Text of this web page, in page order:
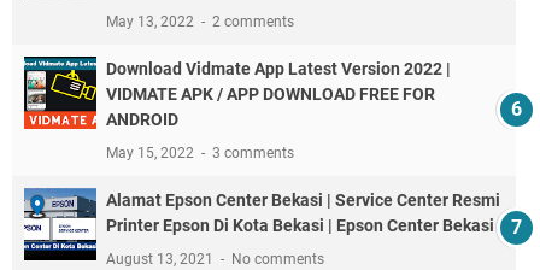
May 13, 2022 2 comments
Download Vidmate App Latest Version 2022 |
VIDMATE APK / APP DOWNLOAD FREE FOR
ANDROID
May 15, 2022 3 comments
Alamat Epson Center Bekasi | Service Center Resmi
Printer Epson Di Kota Bekasi | Epson Center Bekasi
August 13, 2021 No comments